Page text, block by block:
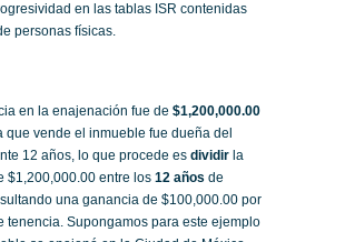
en las tablas ISR contenidas
personas físicas.
en la enajenación fue de $1,200,000.00
que vende el inmueble fue dueña del
12 años, lo que procede es dividir la
$1,200,000.00 entre los 12 años de
una ganancia de $100,000.00 por
tenencia. Supongamos para este ejemplo